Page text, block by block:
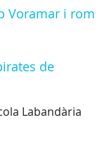
Voramar i rom
de
Labandària